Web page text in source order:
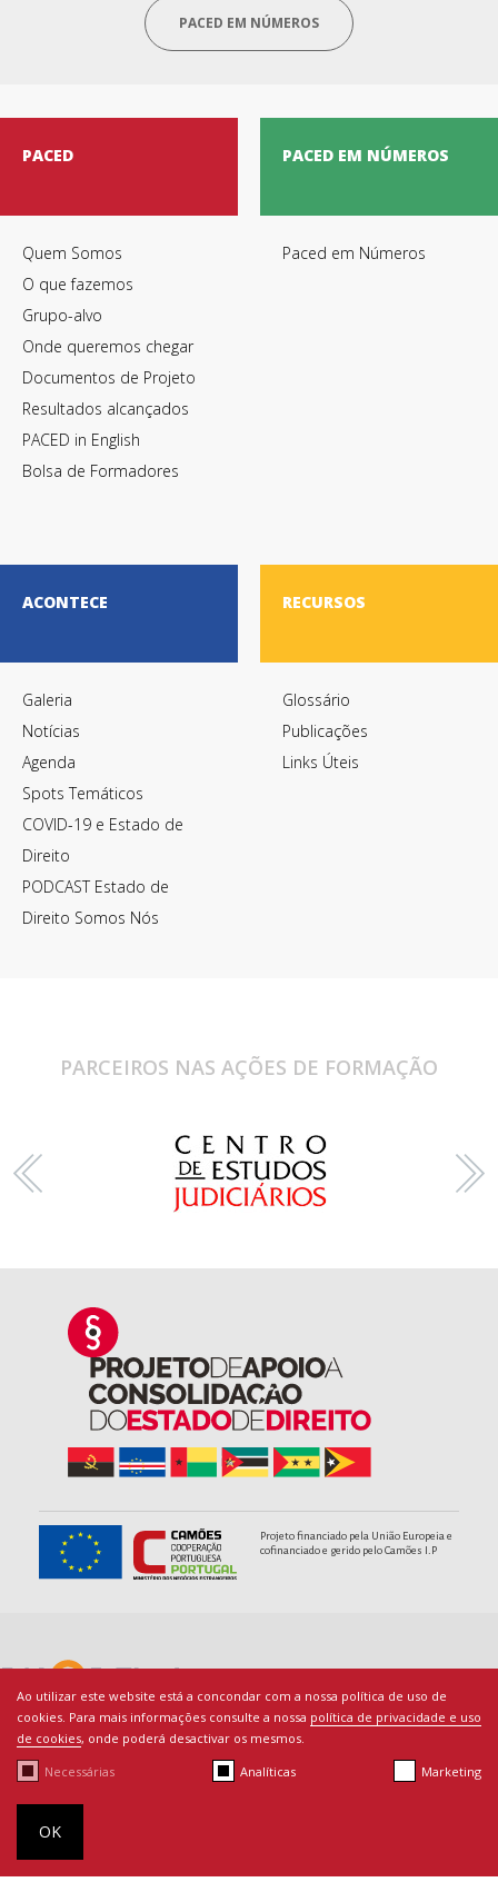
Ao utilizar este website está a concondar com a nossa política de uso de
cookies. Para mais informações consulte a nossa política de privacidade e uso
de cookies, onde poderá desactivar os mesmos.
Necessárias
Analíticas Marketing
OK
PACED EM NÚMEROS
PACED
Quem Somos
O que fazemos
Grupo-alvo
Onde queremos chegar
Documentos de Projeto
Resultados alcançados
PACED in English
Bolsa de Formadores
PACED EM NÚMEROS
Paced em Números
ACONTECE
Galeria
Notícias
Agenda
Spots Temáticos
COVID-19 e Estado de
Direito
PODCAST Estado de
Direito Somos Nós
RECURSOS
Glossário
Publicações
Links Úteis
PARCEIROS NAS AÇÕES DE FORMAÇÃO
Projeto financiado pela União Europeia e
cofinanciado e gerido pelo Camões I.P